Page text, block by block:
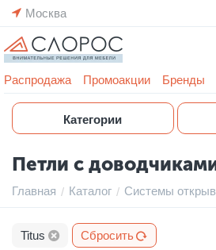
Москва
Распродажа Промоакции Бренды
Категории
Петли с
Главная / Каталог / Системы
Titus Сбросить